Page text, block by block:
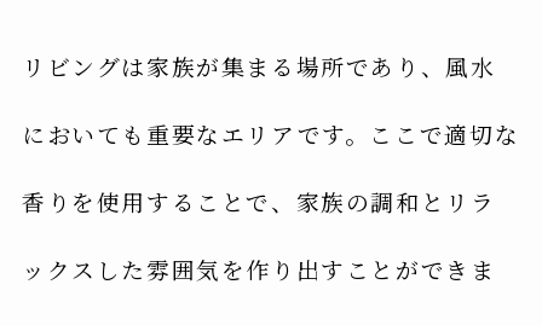
リビングは家族が集まる場所であり、風水
においても重要なエリアです。ここで適切な
香りを使用することで、家族の調和とリラ
ックスした雰囲気を作り出すことができま